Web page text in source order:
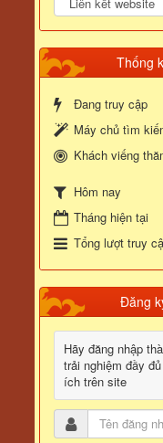
Thống
Đang truy cập
Máy chủ tìm
Khách viếng
Hôm nay
Tháng hiện tại
Tổng lượt truy
Đăng
Hãy đăng nhập
trải nghiệm đầy
ích trên site